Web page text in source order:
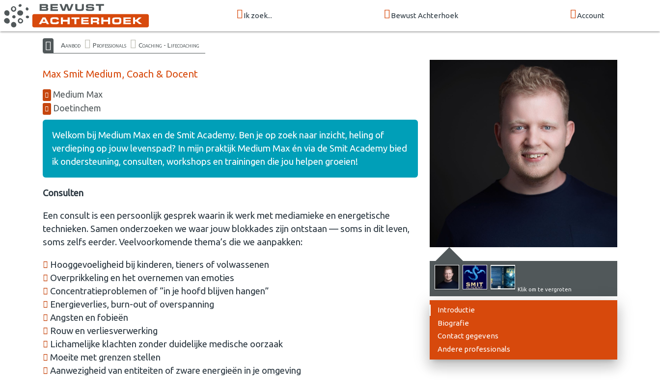
Ik zoek... Bewust Achterhoek Account
Aanbod Professionals Coaching - Lifecoaching
Max Smit Medium, Coach & Docent
Medium Max
Doetinchem
Welkom bij Medium Max en de Smit Academy. Ben je op zoek naar inzicht, heling of
verdieping op jouw levenspad? In mijn praktijk Medium Max én via de Smit Academy bied
ik ondersteuning, consulten, workshops en trainingen die jou helpen groeien!
Consulten
Een consult is een persoonlijk gesprek waarin ik werk met mediamieke en energetische
technieken. Samen onderzoeken we waar jouw blokkades zijn ontstaan — soms in dit leven,
soms zelfs eerder. Veelvoorkomende thema’s die we aanpakken:
Hooggevoeligheid bij kinderen, tieners of volwassenen
Overprikkeling en het overnemen van emoties
Concentratieproblemen of “in je hoofd blijven hangen”
Energieverlies, burn-out of overspanning
Angsten en fobieën
Rouw en verliesverwerking
Lichamelijke klachten zonder duidelijke medische oorzaak
Moeite met grenzen stellen
Aanwezigheid van entiteiten of zware energieën in je omgeving
Klik om te vergroten
Introductie
Biografie
Contact gegevens
Andere professionals